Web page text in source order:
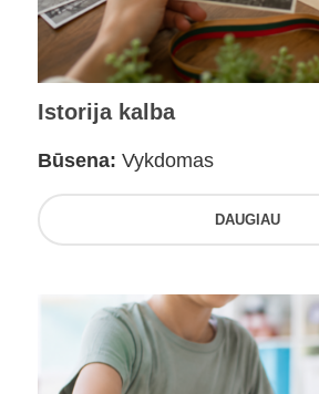
Istorija kalba
Būsena: Vykdomas
DAUGIAU